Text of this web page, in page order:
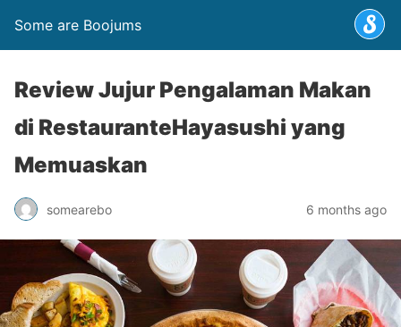
Some are Boojums
Review Jujur Pengalaman Makan
di RestauranteHayasushi yang
Memuaskan
somearebo 6 months ago